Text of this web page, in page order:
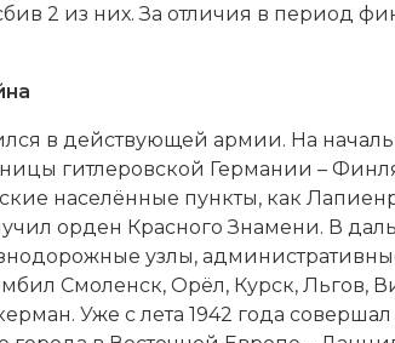
2 из них. За отличия в период
в действующей армии. На
гитлеровской Германии –
населённые пункты, как
орден Красного Знамени. В
узлы,
Смоленск, Орёл, Курск, Льгов,
Уже с лета 1942 года